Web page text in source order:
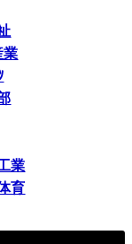
業
業
育